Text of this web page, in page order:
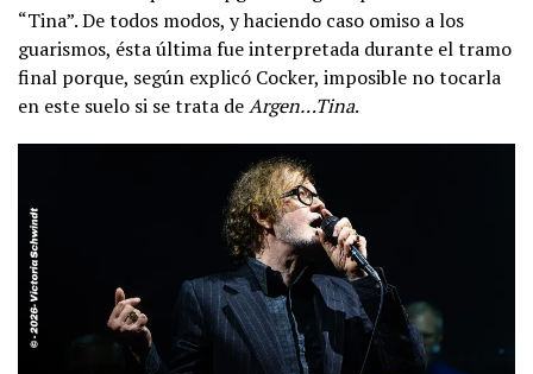
“Tina”. De todos modos, y haciendo caso omiso a los
guarismos, ésta última fue interpretada durante el tramo
final porque, según explicó Cocker, imposible no tocarla
en este suelo si se trata deArgen…Tina.